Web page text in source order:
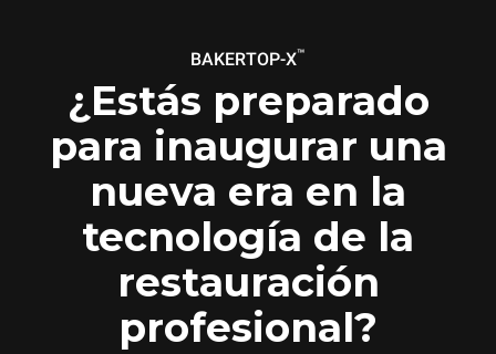
BAKERTOP-X™
¿Estás preparado
para inaugurar una
nueva era en la
tecnología de la
restauración
profesional?